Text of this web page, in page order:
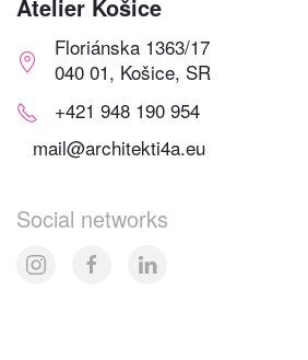
Atelier Košice
Floriánska 1363/17
040 01, Košice, SR
+421 948 190 954
mail@architekti4a.eu
Social networks